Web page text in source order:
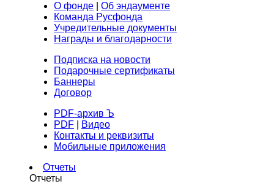
О фонде
Об эндаументе
Команда Русфонда
Учредительные документы
Награды и благодарности
Подписка на новости
Подарочные сертификаты
Баннеры
Договор
PDF-архив Ъ
PDF
Видео
Контакты и реквизиты
Мобильные приложения
Отчеты
Отчеты